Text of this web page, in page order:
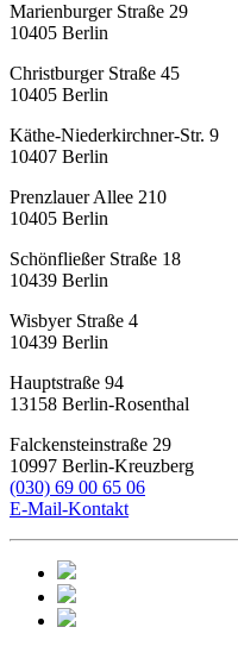
Marienburger Straße 29
10405 Berlin
Christburger Straße 45
10405 Berlin
Käthe-Niederkirchner-Str. 9
10407 Berlin
Prenzlauer Allee 210
10405 Berlin
Schönfließer Straße 18
10439 Berlin
Wisbyer Straße 4
10439 Berlin
Hauptstraße 94
13158 Berlin-Rosenthal
Falckensteinstraße 29
10997 Berlin-Kreuzberg
(030) 69 00 65 06
E-Mail-Kontakt